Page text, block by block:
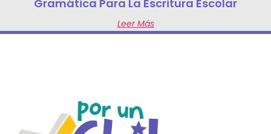
Gramática Para La Escritura Escolar
Leer Más